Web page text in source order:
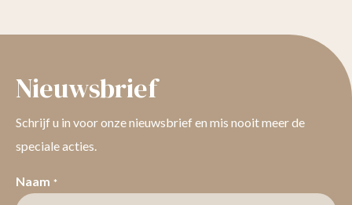
Nieuwsbrief
Schrijf u in voor onze nieuwsbrief en mis nooit meer de
speciale acties.
Naam *